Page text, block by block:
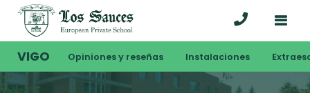
VIGO Opiniones y reseñas Instalaciones